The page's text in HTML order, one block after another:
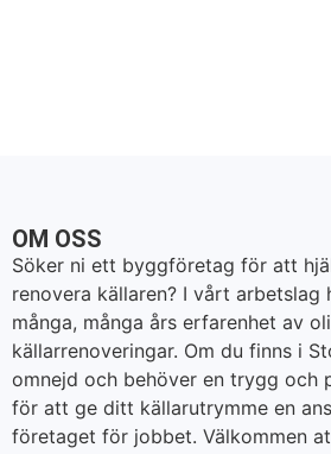
OM OSS
Söker ni ett byggföretag för att
renovera källaren? I vårt arbetslag
många, många års erfarenhet av
källarrenoveringar. Om du finns i
omnejd och behöver en trygg och
för att ge ditt källarutrymme en
företaget för jobbet. Välkommen